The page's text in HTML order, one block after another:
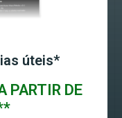
úteis*
PARTIR DE